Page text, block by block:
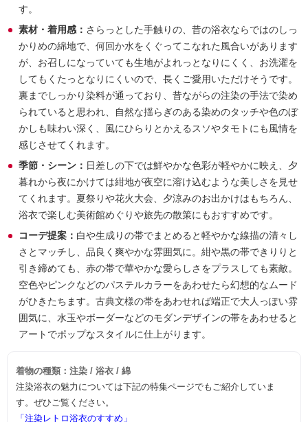
す。
素材・着用感： さらっとした手触りの、昔の浴衣ならではのしっ
かりめの綿地で、何回か水をくぐってこなれた風合いがあります
が、お召しになっていても生地がよれっとなりにくく、お洗濯を
してもくたっとなりにくいので、長くご愛用いただけそうです。
裏までしっかり染料が通っており、昔ながらの注染の手法で染め
られていると思われ、自然な揺らぎのある染めのタッチや色のぼ
かしも味わい深く、風にひらりとかえるスソやタモトにも風情を
感じさせてくれます。
季節・シーン： 日差しの下では鮮やかな色彩が軽やかに映え、夕
暮れから夜にかけては紺地が夜空に溶け込むような美しさを見せ
てくれます。夏祭りや花火大会、夕涼みのお出かけはもちろん、
浴衣で楽しむ美術館めぐりや旅先の散策にもおすすめです。
コーデ提案： 白や生成りの帯でまとめると軽やかな線描の清々し
さとマッチし、品良く爽やかな雰囲気に。紺や黒の帯できりりと
引き締めても、赤の帯で華やかな愛らしさをプラスしても素敵。
空色やピンクなどのパステルカラーをあわせたら幻想的なムード
がひきたちます。古典文様の帯をあわせれば端正で大人っぽい雰
囲気に、水玉やボーダーなどのモダンデザインの帯をあわせると
アートでポップなスタイルに仕上がります。
着物の種類：注染 / 浴衣 / 綿
注染浴衣の魅力については下記の特集ページでもご紹介していま
す。ぜひご覧ください。
「注染レトロ浴衣のすすめ」